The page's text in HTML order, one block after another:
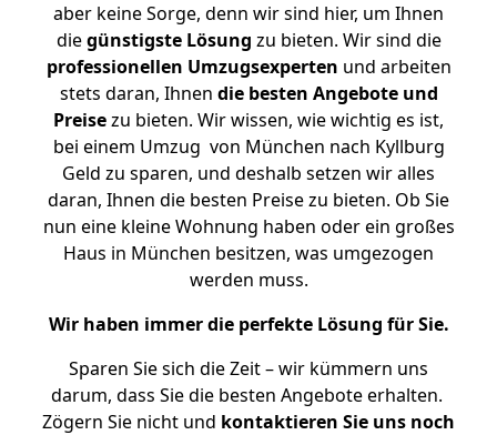
aber keine Sorge, denn wir sind hier, um Ihnen
diegünstigste Lösung zu bieten. Wir sind die
professionellen Umzugsexperten und arbeiten
stets daran, Ihnen die besten Angebote und
Preisezu bieten. Wir wissen, wie wichtig es ist,
bei einem Umzug von München nach Kyllburg
Geld zu sparen, und deshalb setzen wir alles
daran, Ihnen die besten Preise zu bieten. Ob Sie
nun eine kleine Wohnung haben oder ein großes
Haus in München besitzen, was umgezogen
werden muss.
Wir haben immer die perfekte Lösung für Sie.
Sparen Sie sich die Zeit – wir kümmern uns
darum, dass Sie die besten Angebote erhalten.
Zögern Sie nicht und kontaktieren Sie uns noch